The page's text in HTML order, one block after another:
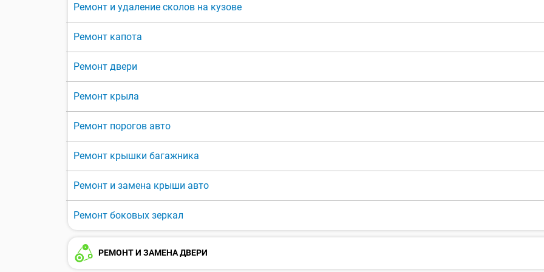
Ремонт и удаление сколов на кузове
Ремонт капота
Ремонт двери
Ремонт крыла
Ремонт порогов авто
Ремонт крышки багажника
Ремонт и замена крыши авто
Ремонт боковых зеркал
РЕМОНТ И ЗАМЕНА ДВЕРИ